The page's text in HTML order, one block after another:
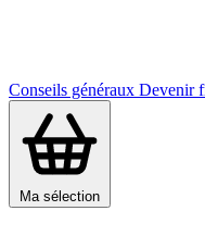
Conseils généraux Devenir
Ma sélection